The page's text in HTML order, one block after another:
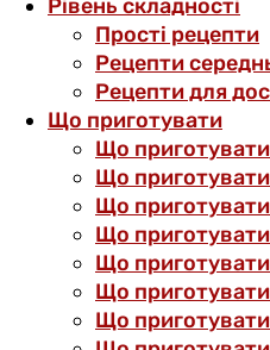
Рівень складності
Прості рецепти
Рецепти
Рецепти для
Що приготувати
Що
Що
Що
Що приготувати
Що
Що приготувати
Що